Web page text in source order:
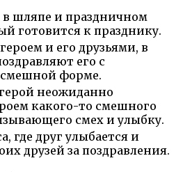
в шляпе и праздничном
готовится к празднику.
и его друзьями, в
его с
форме.
неожиданно
какого-то смешного
смех и улыбку.
где друг улыбается и
друзей за поздравления.